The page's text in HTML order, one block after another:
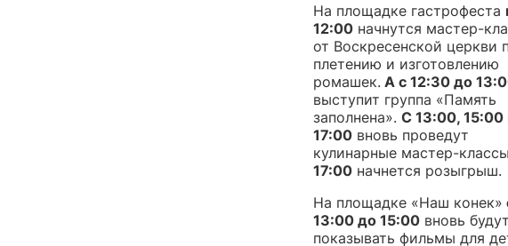
На площадке гастрофеста
12:00 начнутся мастер-
от Воскресенской церкви
плетению и изготовлению
ромашек. А с 12:30 до
выступит группа «Память
заполнена».​​​​​​​ С 13:00, 15:00
17:00 вновь проведут
кулинарные мастер-
17:00 начнется розыгрыш.
На площадке «Наш конек»
13:00 до 15:00 вновь будут
показывать фильмы для